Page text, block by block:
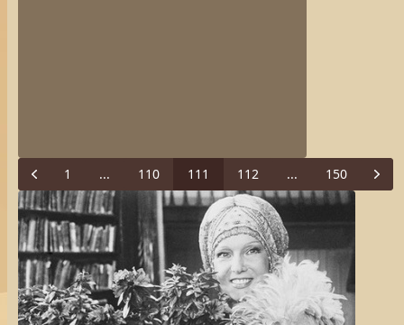
Previous
1 ... 110 111 112 ... 150 Next